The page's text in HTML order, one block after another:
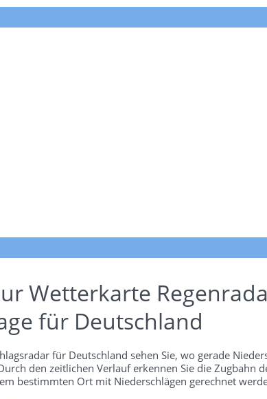
Wetterkarte
für Deutschland
für Deutschland sehen Sie, wo gerade
den zeitlichen Verlauf erkennen Sie die
bestimmten Ort mit Niederschlägen gerechnet